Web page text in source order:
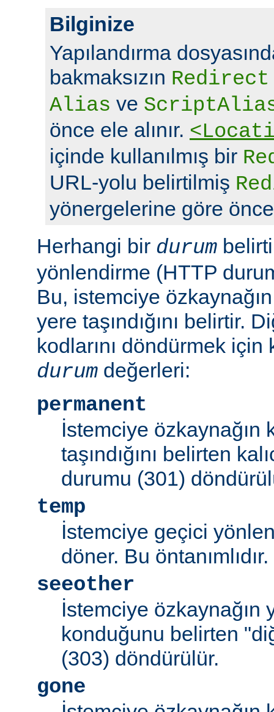
Bilginize
Yapılandırma
bakmaksızın Redirect
Alias ve
önce ele alınır.
içinde kullanılmış bir
URL-yolu belirtilmiş
yönergelerine göre
Herhangi bir durum
yönlendirme (HTTP
Bu, istemciye
yere taşındığını belirtir.
kodlarını döndürmek için
durum değerleri:
permanent
İstemciye özkaynağın
taşındığını belirten
durumu (301)
temp
İstemciye geçici
döner. Bu öntanımlıdır.
seeother
İstemciye özkaynağın
konduğunu belirten
(303) döndürülür.
gone